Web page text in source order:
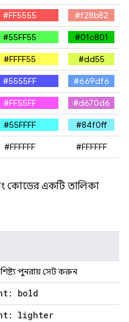
#FF5555
#f28b82
#55FF55
#01c801
#FFFF55
#ddfb55
#5555FF
#669df6
#FF55FF
#d670d6
#55FFFF
#84f0ff
#FFFFFF #FFFFFF
কোডের একটি তালিকা
পুনরায় সেট করুন
bold
lighter